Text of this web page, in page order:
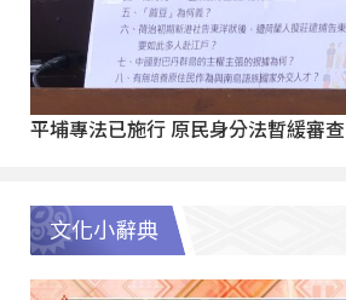
平埔專法已施行 原民身分法暫緩審查
文化小辭典